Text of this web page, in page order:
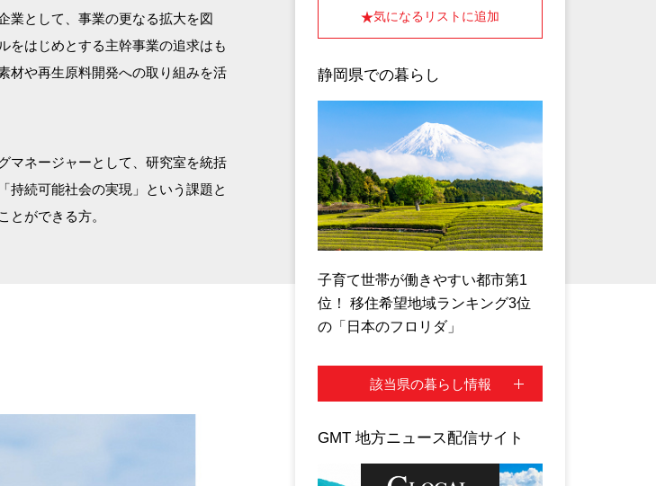
業として、事業の更なる拡大を図
をはじめとする主幹事業の追求はも
材や再生原料開発への取り組みを活
マネージャーとして、研究室を統括
持続可能社会の実現」という課題と
とができる方。
気になるリストに追加
静岡県での暮らし
子育て世帯が働きやすい都市第1
位！ 移住希望地域ランキング3位
の「日本のフロリダ」
該当県の暮らし情報
GMT 地方ニュース配信サイト